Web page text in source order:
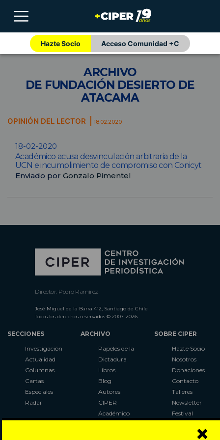
×
Hazte Socio Acceso Comunidad +C
ARCHIVO
DE FUNDACIÓN DESIERTO DE
ATACAMA
OPINIÓN DEL LECTOR 18.02.2020
18-02-2020
Académico acusa desvinculación arbitraria de la
UCN e incumplimiento de compromiso con Conicyt
Enviado por Gonzalo Pimentel
Director: Pedro Ramírez
José Miguel de la Barra 412, Santiago de Chile
Todos los derechos reservados © 2007-2026
SECCIONES
Investigación
Actualidad
Columnas
Cartas
Especiales
Radar
ARCHIVO
Papeles de la
Dictadura
Libros
Blog
Autores
CIPER
Académico
SOBRE CIPER
Hazte Socio
Nosotros
Donaciones
Contacto
Talleres
Newsletter
Festival